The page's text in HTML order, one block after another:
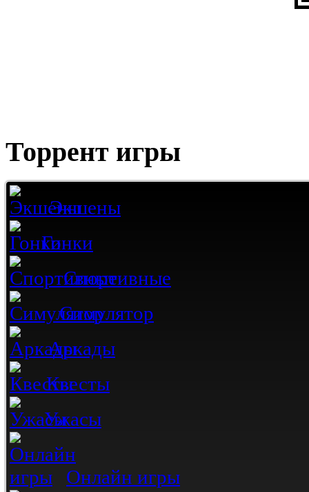
Торрент игры
Экшены
Гонки
Спортивные
Симулятор
Аркады
Квесты
Ужасы
Онлайн игры